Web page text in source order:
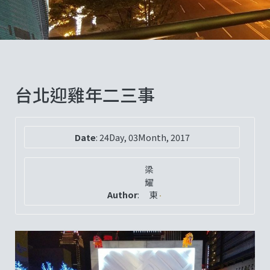
台北迎雞年二三事
Date:24Day, 03Month, 2017
Author:
梁
耀
東